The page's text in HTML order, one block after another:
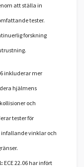
att ställa in
tester.
forskning
inkluderar mer
hjälmens
och
tester för
infallande vinklar och
ECE 22.06 har infört